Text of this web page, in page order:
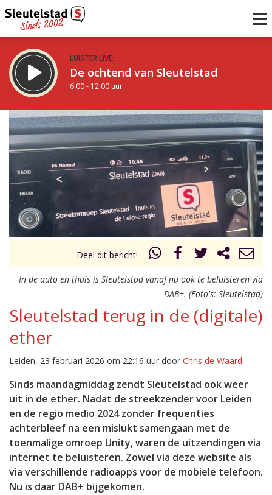
LUISTER LIVE:
De ochtend van Sleutelstad
6.00 - 12.00 uur
STRAKS:
De middag van Sleutelstad
12.00 - 18.00 uur
Vorig uur
uur 1 van 0 Volgend uur
Deel dit bericht!
In de auto en thuis is Sleutelstad vanaf nu ook te beluisteren via
DAB+. (Foto's: Sleutelstad)
Sleutelstad terug in de (digitale)
ether
Leiden, 23 februari 2026 om 22:16 uur door Chris de Waard
Sinds maandagmiddag zendt Sleutelstad ook weer
uit in de ether. Nadat de streekzender voor Leiden
en de regio medio 2024 zonder frequenties
achterbleef na een mislukt samengaan met de
toenmalige omroep Unity, waren de uitzendingen via
internet te beluisteren. Zowel via deze website als
via verschillende radioapps voor de mobiele telefoon.
Nu is daar DAB+ bijgekomen.